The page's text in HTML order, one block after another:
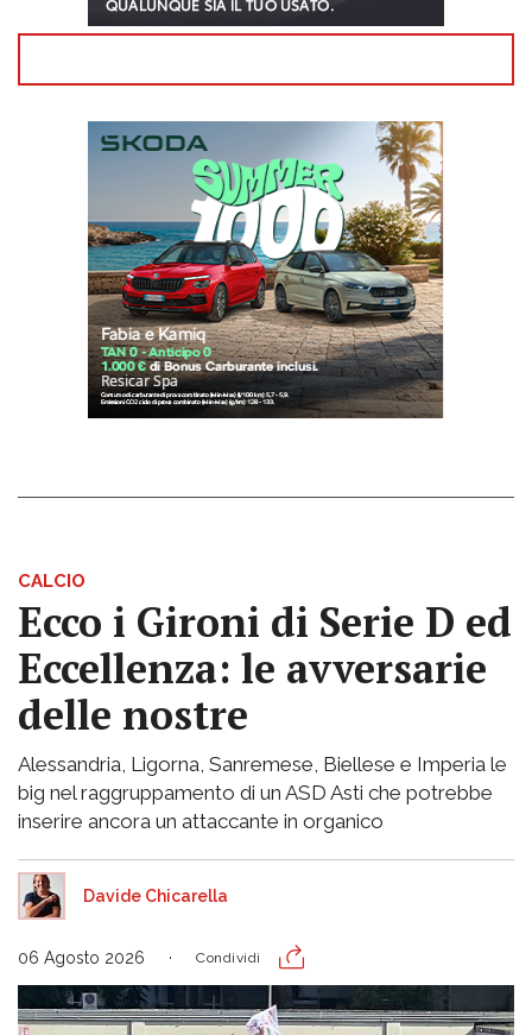
CALCIO
Ecco i Gironi di Serie D ed
Eccellenza: le avversarie
delle nostre
Alessandria, Ligorna, Sanremese, Biellese e Imperia le
big nel raggruppamento di un ASD Asti che potrebbe
inserire ancora un attaccante in organico
Davide Chicarella
06 Agosto 2026 Condividi